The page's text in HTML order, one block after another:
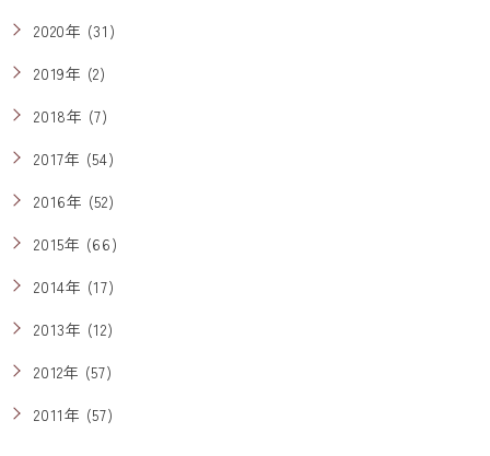
2020年 (31)
2019年 (2)
2018年 (7)
2017年 (54)
2016年 (52)
2015年 (66)
2014年 (17)
2013年 (12)
2012年 (57)
2011年 (57)